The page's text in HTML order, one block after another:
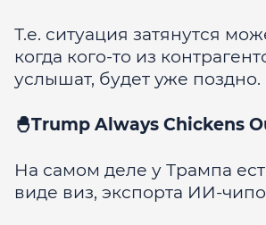
Т.е. ситуация затянутся
когда кого-то из
услышат, будет уже поздно.
🐣Trump Always Chickens
На самом деле у Трампа
виде виз, экспорта ИИ-